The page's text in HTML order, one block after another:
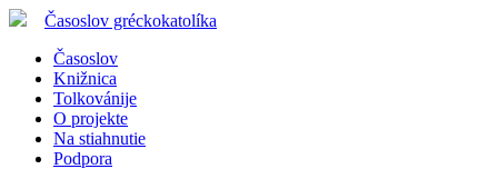
Časoslov gréckokatolíka
Časoslov
Knižnica
Tolkovánije
O projekte
Na stiahnutie
Podpora